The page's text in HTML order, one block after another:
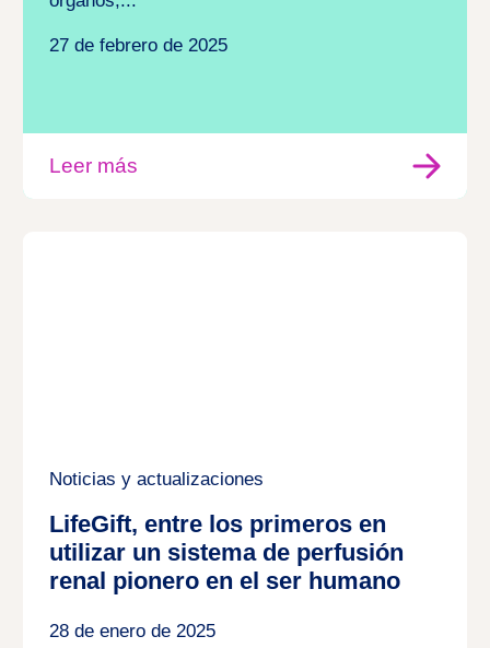
27 de febrero de 2025
Leer más
Noticias y actualizaciones
LifeGift, entre los primeros en
utilizar un sistema de perfusión
renal pionero en el ser humano
28 de enero de 2025